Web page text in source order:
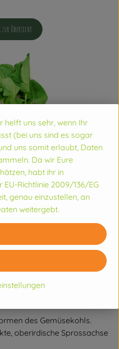
zur Übersicht
Oberrübe, Rübkohl und
genannt, ist eine
des Gemüsekohls.
oberirdische Sprossachse
helft uns sehr, wenn Ihr
(bei uns sind es sogar
uns somit erlaubt, Daten
Da wir Eure
habt ihr in
Richtlinie 2009/136/EG
genau einzustellen, an
weitergebt.